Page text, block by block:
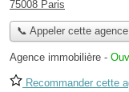
75008 Paris
📞 Appeler cette
Agence immobilière -
Recommander cette